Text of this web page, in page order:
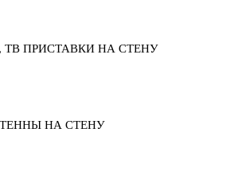
ТВ ПРИСТАВКИ НА СТЕНУ
НА СТЕНУ